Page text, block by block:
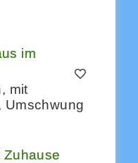
im
mit
Umschwung
Zuhause